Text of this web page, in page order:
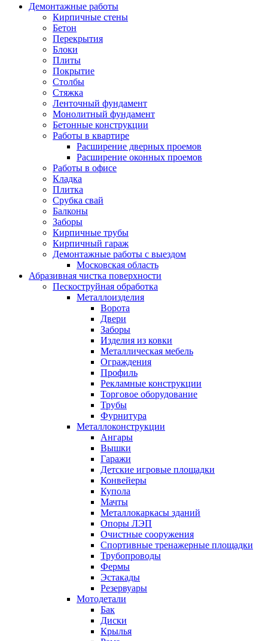
Демонтажные работы
Кирпичные стены
Бетон
Перекрытия
Блоки
Плиты
Покрытие
Столбы
Стяжка
Ленточный фундамент
Монолитный фундамент
Бетонные конструкции
Работы в квартире
Расширение дверных проемов
Расширение оконных проемов
Работы в офисе
Кладка
Плитка
Срубка свай
Балконы
Заборы
Кирпичные трубы
Кирпичный гараж
Демонтажные работы с выездом
Московская область
Абразивная чистка поверхности
Пескоструйная обработка
Металлоизделия
Ворота
Двери
Заборы
Изделия из ковки
Металлическая мебель
Ограждения
Профиль
Рекламные конструкции
Торговое оборудование
Трубы
Фурнитура
Металлоконструкции
Ангары
Вышки
Гаражи
Детские игровые площадки
Конвейеры
Купола
Мачты
Металлокаркасы зданий
Опоры ЛЭП
Очистные сооружения
Спортивные тренажерные площадки
Трубопроводы
Фермы
Эстакады
Резервуары
Мотодетали
Бак
Диски
Крылья